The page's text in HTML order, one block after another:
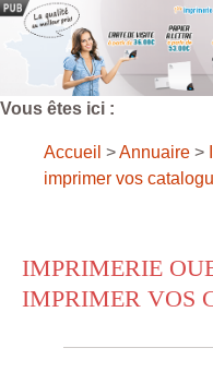
Vous êtes ici :
Accueil >Annuaire >
imprimer vos
IMPRIMERIE
IMPRIMER VOS